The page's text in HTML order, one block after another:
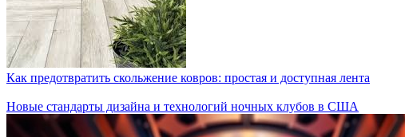
Как предотвратить скольжение ковров: простая и доступная лента
Новые стандарты дизайна и технологий ночных клубов в США